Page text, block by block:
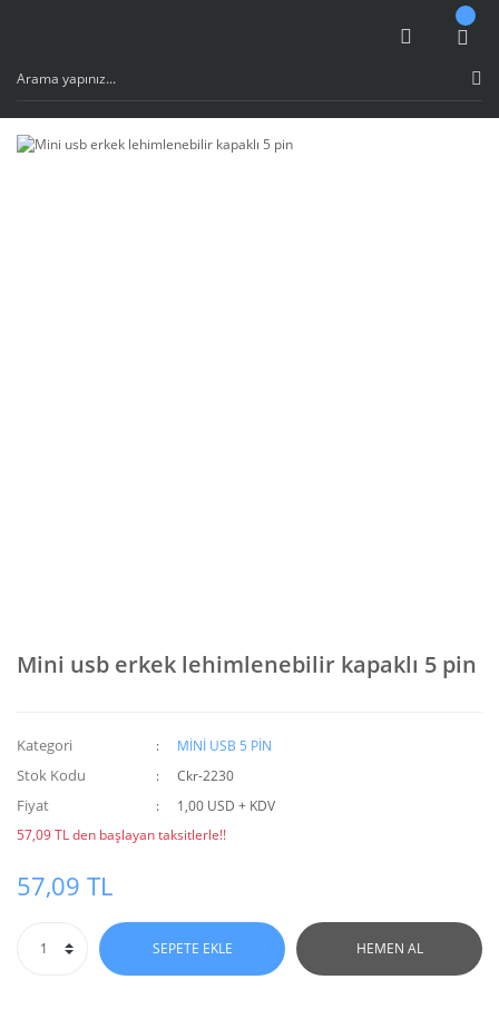
Mini usb erkek lehimlenebilir kapaklı 5 pin
Kategori MİNİ USB 5 PİN
Stok Kodu Ckr-2230
Fiyat
1,00 USD + KDV
57,09 TL den başlayan taksitlerle!!
57,09 TL
SEPETE EKLE HEMEN AL